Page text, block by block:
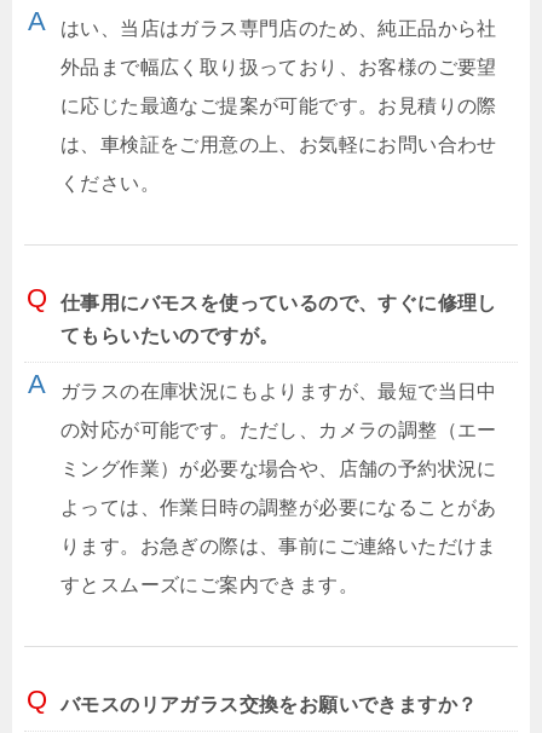
はい、当店はガラス専門店のため、純正品から社
外品まで幅広く取り扱っており、お客様のご要望
に応じた最適なご提案が可能です。お見積りの際
は、車検証をご用意の上、お気軽にお問い合わせ
ください。
仕事用にバモスを使っているので、すぐに修理し
てもらいたいのですが。
ガラスの在庫状況にもよりますが、最短で当日中
の対応が可能です。ただし、カメラの調整（エー
ミング作業）が必要な場合や、店舗の予約状況に
よっては、作業日時の調整が必要になることがあ
ります。お急ぎの際は、事前にご連絡いただけま
すとスムーズにご案内できます。
バモスのリアガラス交換をお願いできますか？